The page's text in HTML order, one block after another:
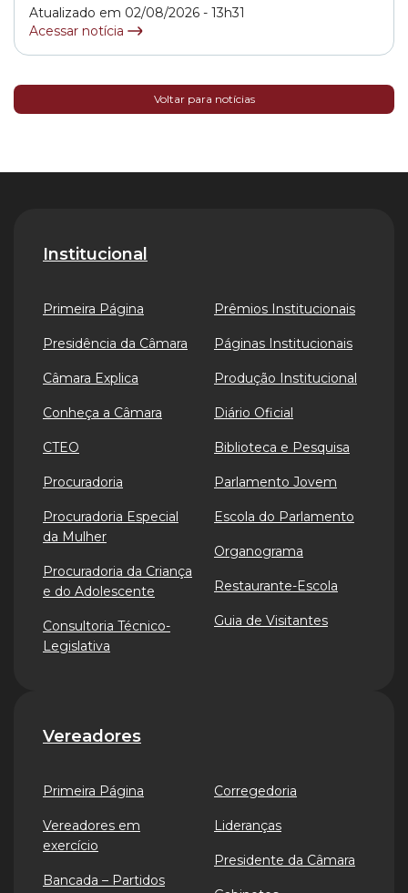
Câmara Municipal... »
Atualizado em 02/08/2026 - 13h31
Acessar notícia
Voltar para notícias
Institucional
Primeira Página
Presidência da Câmara
Câmara Explica
Conheça a Câmara
CTEO
Procuradoria
Procuradoria Especial
da Mulher
Procuradoria da Criança
e do Adolescente
Consultoria Técnico-
Legislativa
Prêmios Institucionais
Páginas Institucionais
Produção Institucional
Diário Oficial
Biblioteca e Pesquisa
Parlamento Jovem
Escola do Parlamento
Organograma
Restaurante-Escola
Guia de Visitantes
Vereadores
Primeira Página
Vereadores em
exercício
Bancada – Partidos
Corregedoria
Lideranças
Presidente da Câmara